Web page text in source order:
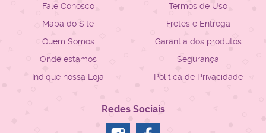
Fale Conosco
Mapa do Site
Quem Somos
Onde estamos
Indique nossa Loja
Termos de Uso
Fretes e Entrega
Garantia dos produtos
Segurança
Política de Privacidade
Redes Sociais